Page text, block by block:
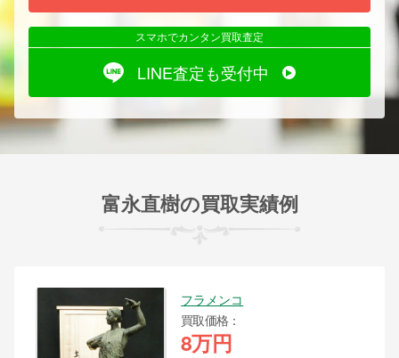
スマホでカンタン買取査定
LINE査定も受付中
富永直樹の買取実績例
フラメンコ
買取価格
8万円